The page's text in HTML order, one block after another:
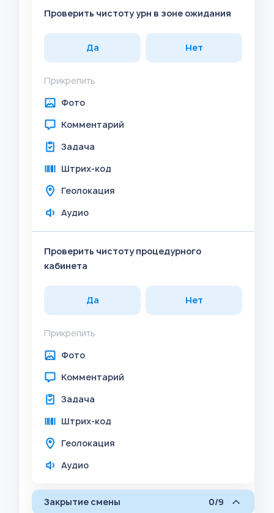
Проверить чистоту урн в зоне ожидания
Да Нет
Прикрепить
Фото
Комментарий
Задача
Штрих-код
Геолокация
Аудио
Проверить чистоту процедурного
кабинета
Да Нет
Прикрепить
Фото
Комментарий
Задача
Штрих-код
Геолокация
Аудио
Закрытие смены 0/9